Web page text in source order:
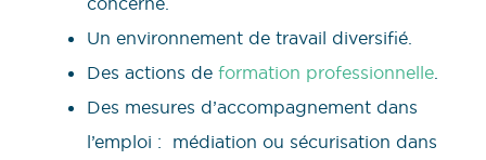
Un environnement de travail diversifié.
Des actions de formation professionnelle
Des mesures d’accompagnement dans
l’emploi : médiation ou sécurisation dans